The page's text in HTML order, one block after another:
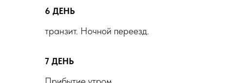
6 ДЕНЬ
транзит. Ночной переезд.
7 ДЕНЬ